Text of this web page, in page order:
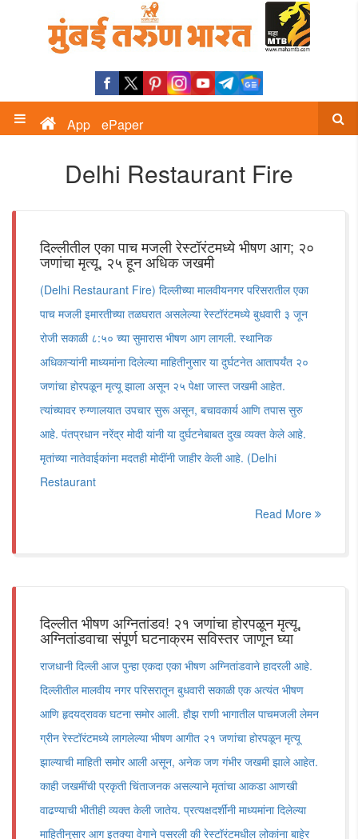
App ePaper
Delhi Restaurant Fire
दिल्लीतील एका पाच मजली रेस्टॉरंटमध्ये भीषण आग; २०
जणांचा मृत्यू, २५ हून अधिक जखमी
(Delhi Restaurant Fire) दिल्लीच्या मालवीयनगर परिसरातील एका
पाच मजली इमारतीच्या तळघरात असलेल्या रेस्टॉरंटमध्ये बुधवारी ३ जून
रोजी सकाळी ८:५० च्या सुमारास भीषण आग लागली. स्थानिक
अधिकाऱ्यांनी माध्यमांना दिलेल्या माहितीनुसार या दुर्घटनेत आतापर्यंत २०
जणांचा होरपळून मृत्यू झाला असून २५ पेक्षा जास्त जखमी आहेत.
त्यांच्यावर रुग्णालयात उपचार सुरू असून, बचावकार्य आणि तपास सुरु
आहे. पंतप्रधान नरेंद्र मोदी यांनी या दुर्घटनेबाबत दुख व्यक्त केले आहे.
मृतांच्या नातेवाईकांना मदतही मोदींनी जाहीर केली आहे. (Delhi
Restaurant
Read More
दिल्लीत भीषण अग्नितांडव! २१ जणांचा होरपळून मृत्यू,
अग्नितांडवाचा संपूर्ण घटनाक्रम सविस्तर जाणून घ्या
राजधानी दिल्ली आज पुन्हा एकदा एका भीषण अग्नितांडवाने हादरली आहे.
दिल्लीतील मालवीय नगर परिसरातून बुधवारी सकाळी एक अत्यंत भीषण
आणि हृदयद्रावक घटना समोर आली. हौझ राणी भागातील पाचमजली लेमन
ग्रीन रेस्टॉरंटमध्ये लागलेल्या भीषण आगीत २१ जणांचा होरपळून मृत्यू
झाल्याची माहिती समोर आली असून, अनेक जण गंभीर जखमी झाले आहेत.
काही जखमींची प्रकृती चिंताजनक असल्याने मृतांचा आकडा आणखी
वाढण्याची भीतीही व्यक्त केली जातेय. प्रत्यक्षदर्शींनी माध्यमांना दिलेल्या
माहितीनुसार आग इतक्या वेगाने पसरली की रेस्टॉरंटमधील लोकांना बाहेर